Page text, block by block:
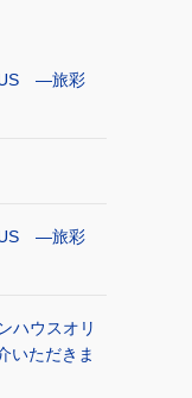
―旅彩
―旅彩
ハウスオリ
いただきま